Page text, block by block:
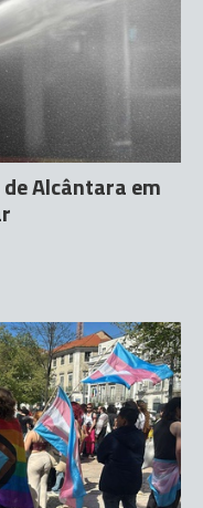
Alcântara em